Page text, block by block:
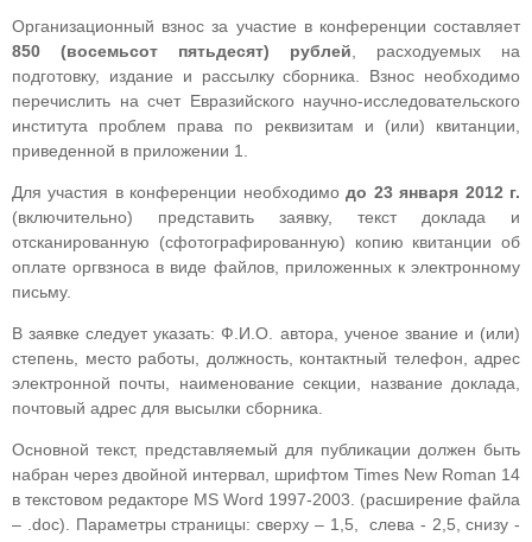
Организационный взнос за участие в конференции составляет
850 (восемьсот пятьдесят) рублей , расходуемых на
подготовку, издание и рассылку сборника. Взнос необходимо
перечислить на счет Евразийского научно-исследовательского
института проблем права по реквизитам и (или) квитанции,
приведенной в приложении 1.
Для участия в конференции необходимодо 23 января 2012 г.
(включительно) представить заявку, текст доклада и
отсканированную (сфотографированную) копию квитанции об
оплате оргвзноса в виде файлов, приложенных к электронному
письму.
В заявке следует указать: Ф.И.О. автора, ученое звание и (или)
степень, место работы, должность, контактный телефон, адрес
электронной почты, наименование секции, название доклада,
почтовый адрес для высылки сборника.
Основной текст, представляемый для публикации должен быть
набран через двойной интервал, шрифтом Times New Roman 14
в текстовом редакторе MS Word 1997-2003. (расширение файла
– .doc). Параметры страницы: сверху – 1,5, слева - 2,5, снизу -